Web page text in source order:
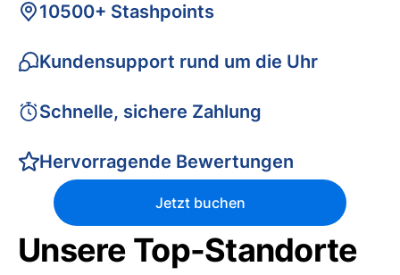
10500+ Stashpoints
Kundensupport rund um die Uhr
Schnelle, sichere Zahlung
Hervorragende Bewertungen
Jetzt buchen
Unsere Top-Standorte